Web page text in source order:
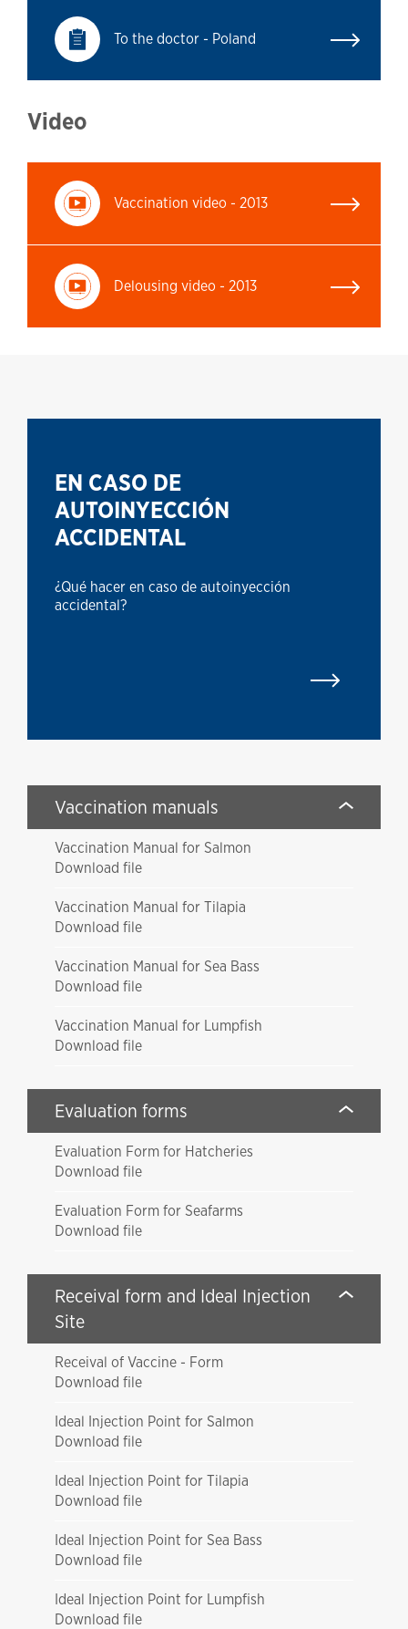
To the doctor - Poland
Video
Vaccination video - 2013
Delousing video - 2013
EN CASO DE
AUTOINYECCIÓN
ACCIDENTAL
¿Qué hacer en caso de autoinyección
accidental?
Vaccination manuals
Vaccination Manual for Salmon
Download file
Vaccination Manual for Tilapia
Download file
Vaccination Manual for Sea Bass
Download file
Vaccination Manual for Lumpfish
Download file
Evaluation forms
Evaluation Form for Hatcheries
Download file
Evaluation Form for Seafarms
Download file
Receival form and Ideal Injection
Site
Receival of Vaccine - Form
Download file
Ideal Injection Point for Salmon
Download file
Ideal Injection Point for Tilapia
Download file
Ideal Injection Point for Sea Bass
Download file
Ideal Injection Point for Lumpfish
Download file